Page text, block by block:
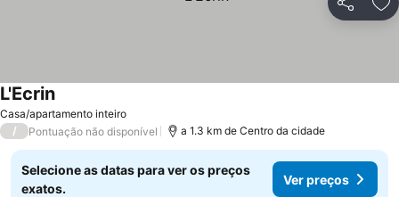
Partilhar
Casa/apartamento inteiro
L'EcrinVer preços
/ Pontuação não disponível a 1.3 km de Centro da cidade
Selecione as datas para ver os preços
exatos.
Ver preços